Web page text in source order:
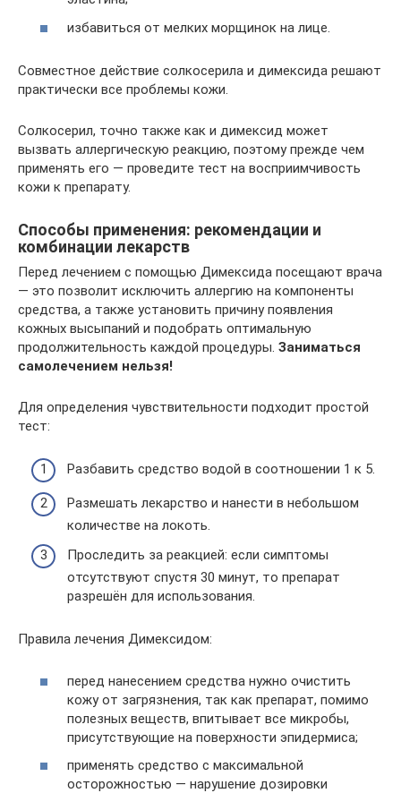
избавиться от мелких морщинок на лице.
Совместное действие солкосерила и димексида решают
практически все проблемы кожи.
Солкосерил, точно также как и димексид может
вызвать аллергическую реакцию, поэтому прежде чем
применять его — проведите тест на восприимчивость
кожи к препарату.
Способы применения: рекомендации и
комбинации лекарств
Перед лечением с помощью Димексида посещают врача
— это позволит исключить аллергию на компоненты
средства, а также установить причину появления
кожных высыпаний и подобрать оптимальную
продолжительность каждой процедуры. Заниматься
самолечением нельзя!
Для определения чувствительности подходит простой
тест:
Разбавить средство водой в соотношении 1 к 5.
Размешать лекарство и нанести в небольшом
количестве на локоть.
Проследить за реакцией: если симптомы
отсутствуют спустя 30 минут, то препарат
разрешён для использования.
Правила лечения Димексидом:
перед нанесением средства нужно очистить
кожу от загрязнения, так как препарат, помимо
полезных веществ, впитывает все микробы,
присутствующие на поверхности эпидермиса;
применять средство с максимальной
осторожностью — нарушение дозировки